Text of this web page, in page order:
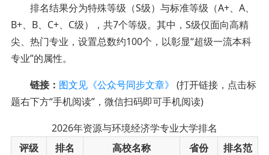
排名结果分为特殊等级（S级）与标准等级（A+、A、
B+、B、C+、C级），共7个等级。其中，S级仅面向高精
尖、热门专业，设置总数约100个，以彰显“超级一流本科
专业”的属性。
链接： 图文见《公众号同步文章》 (打开链接，点击标
题右下方“手机阅读”，微信扫码即可手机阅读)
2026年资源与环境经济学专业大学排名
评级
排名 高校名称 省份
排名范